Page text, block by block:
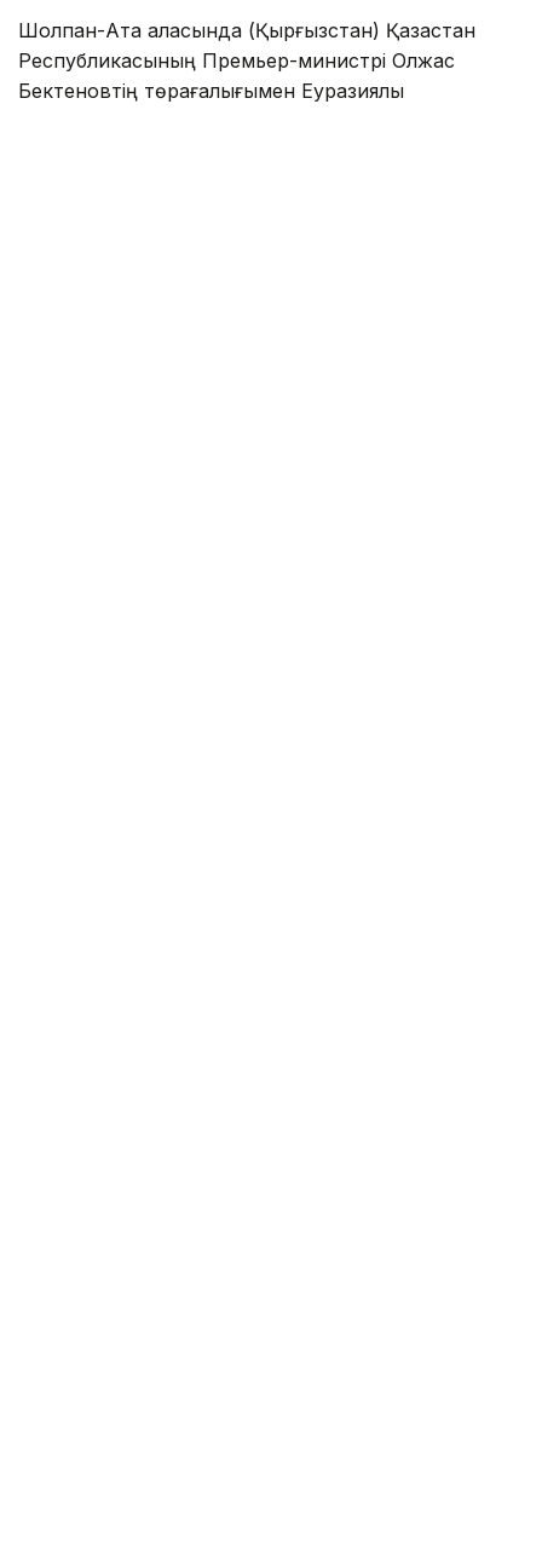
Шолпан-Ата қаласында (Қырғызстан) Қазақстан
Республикасының Премьер-министрі Олжас
Бектеновтің төрағалығымен Еуразиялық